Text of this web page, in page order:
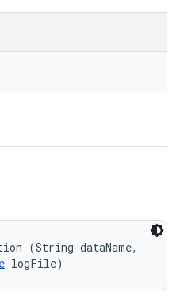
(String dataName,
logFile)